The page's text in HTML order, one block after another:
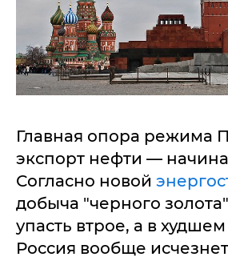
Главная опора режима
экспорт нефти —
Согласно новой
добыча "черного
упасть втрое, а в
Россия вообще